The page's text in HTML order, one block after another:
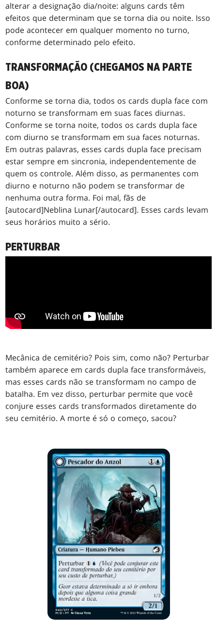
alterar a designação dia/noite: alguns cards têm
efeitos que determinam que se torna dia ou noite. Isso
pode acontecer em qualquer momento no turno,
conforme determinado pelo efeito.
TRANSFORMAÇÃO (CHEGAMOS NA PARTE
BOA)
Conforme se torna dia, todos os cards dupla face com
noturno se transformam em suas faces diurnas.
Conforme se torna noite, todos os cards dupla face
com diurno se transformam em sua faces noturnas.
Em outras palavras, esses cards dupla face precisam
estar sempre em sincronia, independentemente de
quem os controle. Além disso, as permanentes com
diurno e noturno não podem se transformar de
nenhuma outra forma. Foi mal, fãs de
[autocard]Neblina Lunar[/autocard]. Esses cards levam
seus horários muito a sério.
PERTURBAR
Mecânica de cemitério? Pois sim, como não? Perturbar
também aparece em cards dupla face transformáveis,
mas esses cards não se transformam no campo de
batalha. Em vez disso, perturbar permite que você
conjure esses cards transformados diretamente do
seu cemitério. A morte é só o começo, sacou?